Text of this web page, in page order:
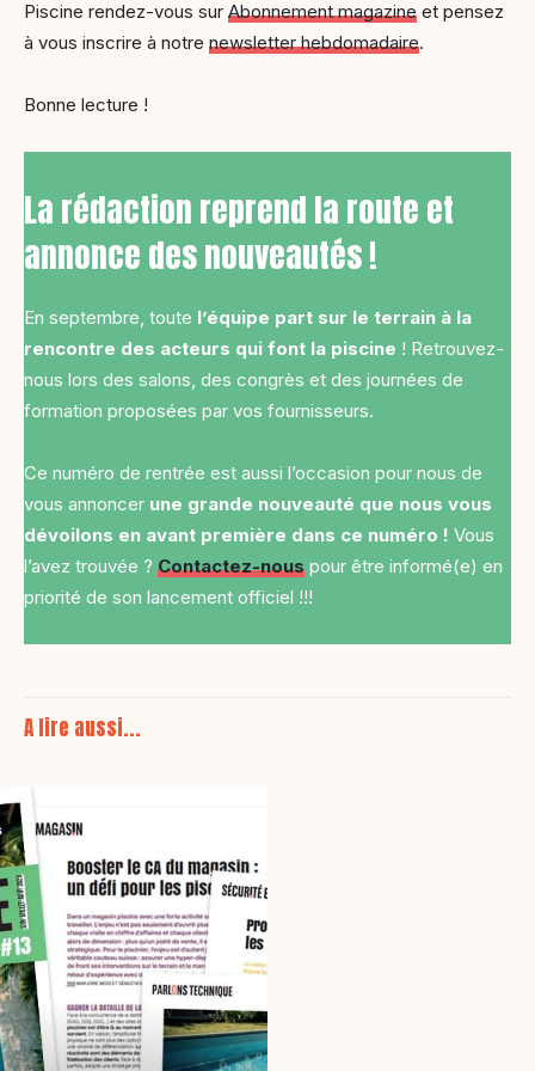
Piscine rendez-vous sur Abonnement magazine et pensez
à vous inscrire à notre newsletter hebdomadaire.
Bonne lecture !
La rédaction reprend la route et
annonce des nouveautés !
En septembre, toute l’équipe part sur le terrain à la
rencontre des acteurs qui font la piscine ! Retrouvez-
nous lors des salons, des congrès et des journées de
formation proposées par vos fournisseurs.
Ce numéro de rentrée est aussi l’occasion pour nous de
vous annoncer une grande nouveauté que nous vous
dévoilons en avant première dans ce numéro ! Vous
l’avez trouvée ? Contactez-nous pour être informé(e) en
priorité de son lancement officiel !!!
A lire aussi...